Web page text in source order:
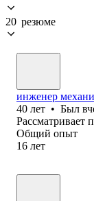
20 резюме
инженер
40 лет • Был
Рассматривает
Общий опыт
16 лет